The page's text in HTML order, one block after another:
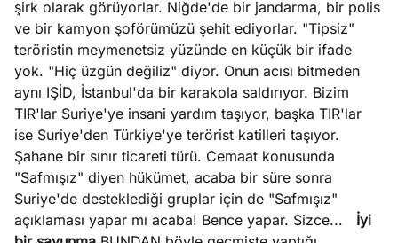
şirk olarak görüyorlar. Niğde'de bir jandarma, bir polis
ve bir kamyon şoförümüzü şehit ediyorlar. "Tipsiz"
teröristin meymenetsiz yüzünde en küçük bir ifade
yok. "Hiç üzgün değiliz" diyor. Onun acısı bitmeden
aynı IŞİD, İstanbul'da bir karakola saldırıyor. Bizim
TIR'lar Suriye'ye insani yardım taşıyor, başka TIR'lar
ise Suriye'den Türkiye'ye terörist katilleri taşıyor.
Şahane bir sınır ticareti türü. Cemaat konusunda
"Safmışız" diyen hükümet, acaba bir süre sonra
Suriye'de desteklediği gruplar için de "Safmışız"
açıklaması yapar mı acaba! Bence yapar. Sizce... İyi